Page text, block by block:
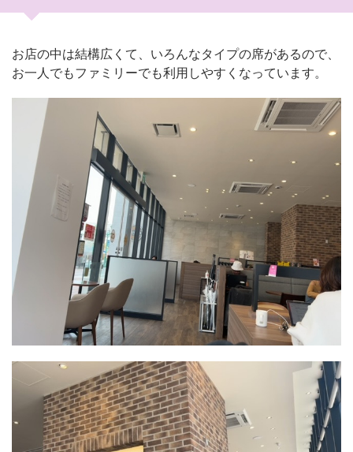
お店の中は結構広くて、いろんなタイプの席があるので、
お一人でもファミリーでも利用しやすくなっています。